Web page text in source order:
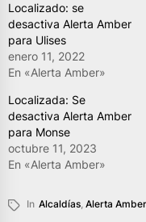
Localizado: se
desactiva Alerta Amber
para Ulises
enero 11, 2022
En «Alerta Amber»
Localizada: Se
desactiva Alerta Amber
para Monse
octubre 11, 2023
En «Alerta Amber»
In Alcaldías, Alerta Amber